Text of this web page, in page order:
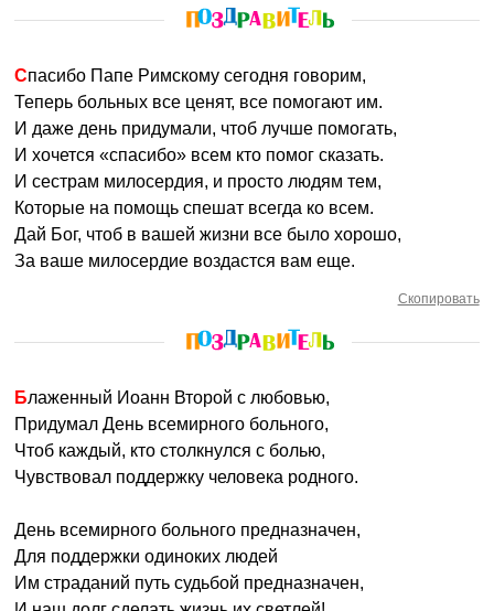
Спасибо Папе Римскому сегодня говорим,
Теперь больных все ценят, все помогают им.
И даже день придумали, чтоб лучше помогать,
И хочется «спасибо» всем кто помог сказать.
И сестрам милосердия, и просто людям тем,
Которые на помощь спешат всегда ко всем.
Дай Бог, чтоб в вашей жизни все было хорошо,
За ваше милосердие воздастся вам еще.
Скопировать
Блаженный Иоанн Второй с любовью,
Придумал День всемирного больного,
Чтоб каждый, кто столкнулся с болью,
Чувствовал поддержку человека родного.
День всемирного больного предназначен,
Для поддержки одиноких людей
Им страданий путь судьбой предназначен,